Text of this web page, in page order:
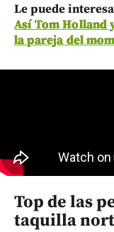
Le puede
Así Tom Holland
la pareja del
Top de las
taquilla